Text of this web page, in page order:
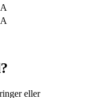
eller